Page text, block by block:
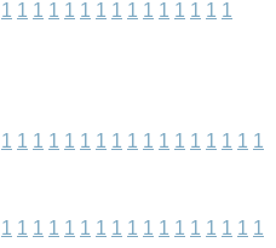
1 1 1 1 1 1 1 1 1 1 1 1 1 1 1
1 1 1 1 1 1 1 1 1 1 1 1 1 1 1 1 1
1 1 1 1 1 1 1 1 1 1 1 1 1 1 1 1 1